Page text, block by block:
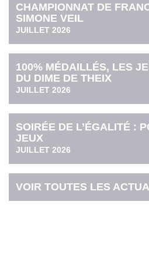
CHAMPIONNAT DE
SIMONE VEIL
JUILLET 2026
100% MÉDAILLÉS, LES
DU DIME DE THEIX
JUILLET 2026
SOIRÉE DE L’ÉGALITÉ :
JEUX
JUILLET 2026
VOIR TOUTES LES